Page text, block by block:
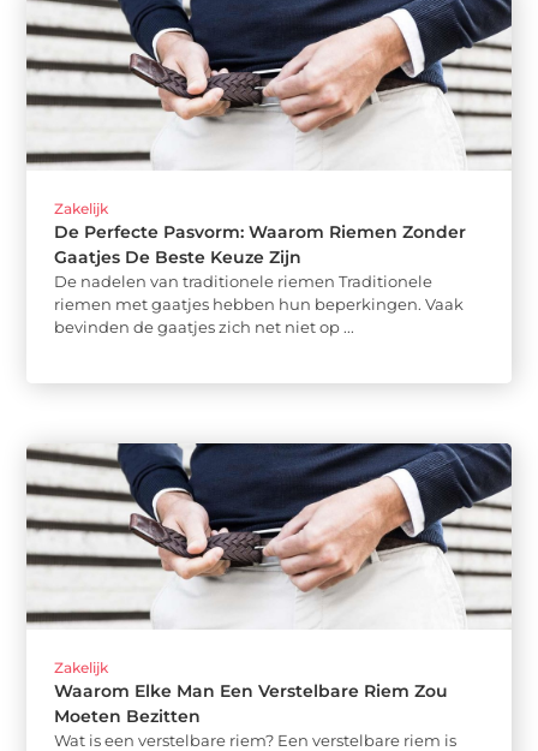
Zakelijk
De Perfecte Pasvorm: Waarom Riemen Zonder
Gaatjes De Beste Keuze Zijn
De nadelen van traditionele riemen Traditionele
riemen met gaatjes hebben hun beperkingen. Vaak
bevinden de gaatjes zich net niet op ...
Zakelijk
Waarom Elke Man Een Verstelbare Riem Zou
Moeten Bezitten
Wat is een verstelbare riem? Een verstelbare riem is